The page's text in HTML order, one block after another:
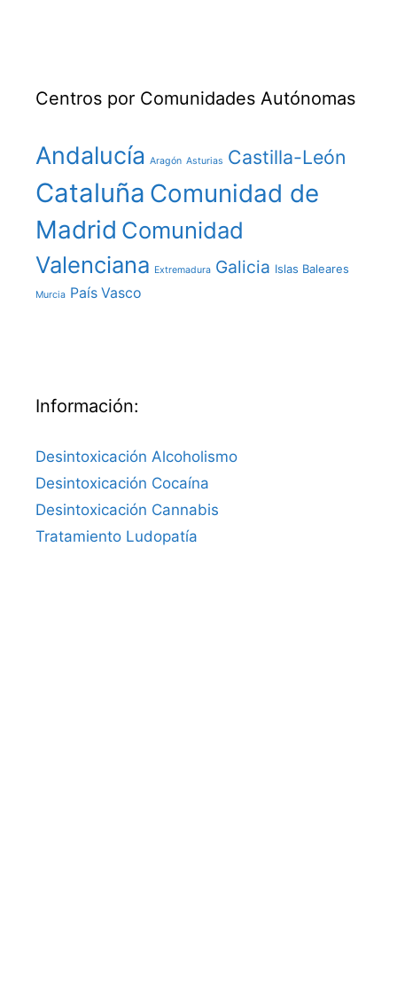
Centros por Comunidades Autónomas
Andalucía Aragón Asturias Castilla-León
Cataluña Comunidad de
Madrid Comunidad
Valenciana Extremadura Galicia Islas Baleares
Murcia País Vasco
Información:
Desintoxicación Alcoholismo
Desintoxicación Cocaína
Desintoxicación Cannabis
Tratamiento Ludopatía